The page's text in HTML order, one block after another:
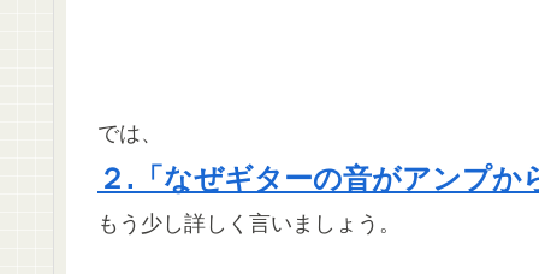
では、
２.「なぜギターの音がアンプか
もう少し詳しく言いましょう。